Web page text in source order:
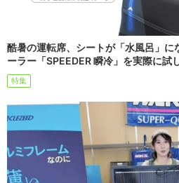
酷暑の運転席、シートが「水風呂」に
ーラー「SPEEDER 瞬冷」を実際に試
特集